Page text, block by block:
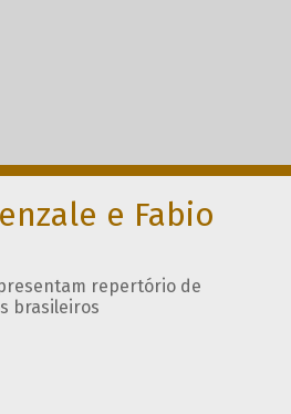
e Fabio
repertório de
brasileiros